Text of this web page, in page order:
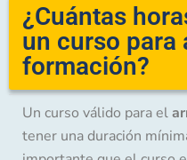
¿Cuántas
un curso para
formación?
Un curso válido para el
tener una duración